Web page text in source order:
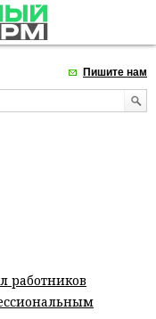
Пишите нам
работников